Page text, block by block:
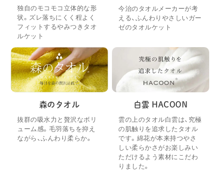
独自のモコモコ立体的な形
状。ズレ落ちにくく程よく
フィットするやみつきタオ
ルケット
今治のタオルメーカーが考
える、ふんわりやさしいガー
ゼのタオルケット
森のタオル
抜群の吸水力と贅沢なボリ
ューム感。毛羽落ちを抑え
ながら、ふんわり柔らか。
白雲 HACOON
雲の上のタオル白雲は、究極
の肌触りを追求したタオル
です。綿花が本来持つやさ
しい柔らかさがお楽しみい
ただけるよう素材にこだわ
りました。